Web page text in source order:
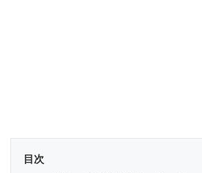
目次